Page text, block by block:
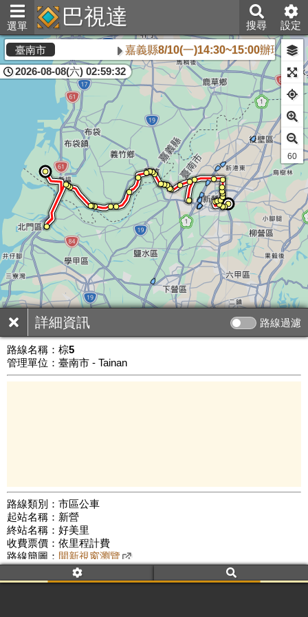
選單 巴視達 搜尋 設定
詳細資訊 路線過濾
路線名稱： 棕5
管理單位：臺南市 - Tainan
路線類別：市區公車
起站名稱：新營
終站名稱：好美里
收費票價：依里程計費
路線簡圖： 開新視窗瀏覽
附屬名稱：棕5 新營 鹽水 好美里
臺南市 嘉義縣8/10(一)14:30~15:00辦理城鎮
2026-08-08(六) 02:59:33
公車數量: 累計386、上線273
58